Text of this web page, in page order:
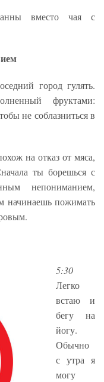
вместо чая с
город гулять.
фруктами:
не соблазниться в
на отказ от мяса,
ты борешься с
непониманием,
начинаешь пожимать
5:30
Легко
встаю и
бегу на
йогу.
Обычно
с утра я
могу